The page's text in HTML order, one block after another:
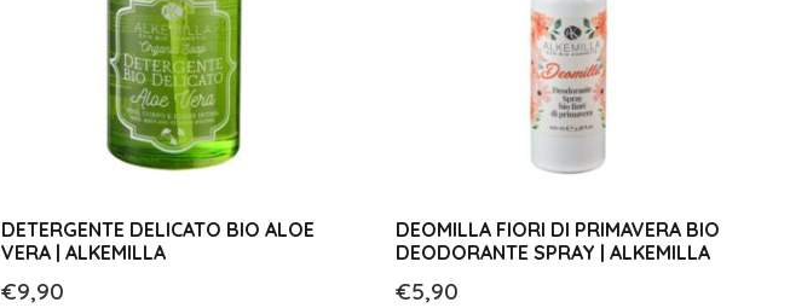
DETERGENTE DELICATO BIO ALOE
VERA | ALKEMILLA
€9,90
DEOMILLA FIORI DI PRIMAVERA BIO
DEODORANTE SPRAY | ALKEMILLA
€5,90